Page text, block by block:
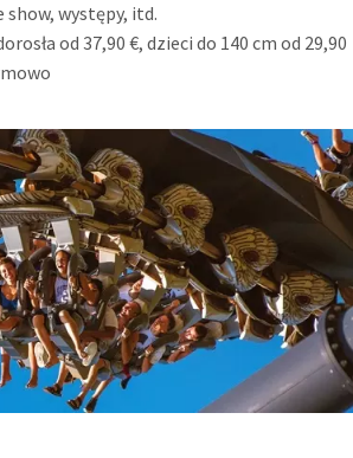
show, występy, itd.
od 37,90 €, dzieci do 140 cm od 29,90